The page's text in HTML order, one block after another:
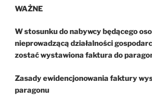
WAŻNE
W stosunku do nabywcy będącego
nieprowadzącą działalności
zostać wystawiona faktura do
Zasady ewidencjonowania faktury
paragonu